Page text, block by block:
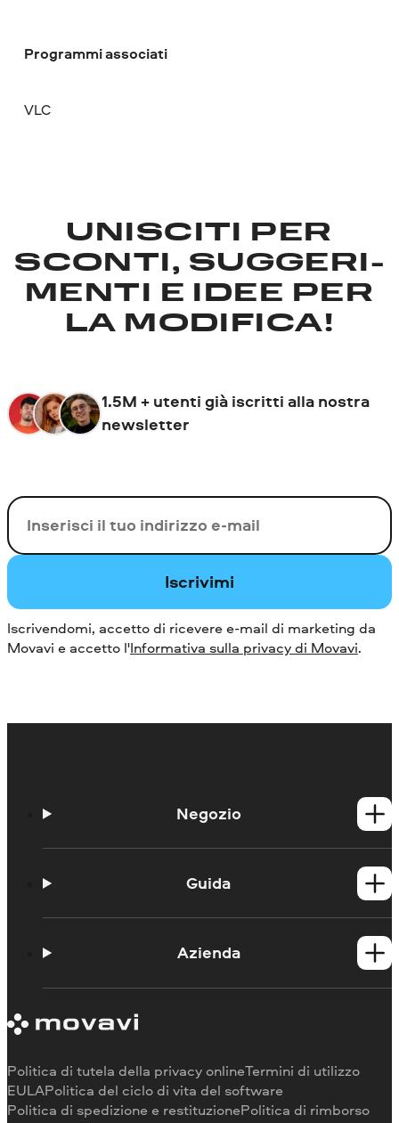
Programmi associati
VLC
UNISCITI PER
SCONTI, SUGGERI­
MENTI E IDEE PER
LA MODIFICA!
1.5M + utenti già iscritti alla nostra
newsletter
La tua e-mail
Iscrivimi
Iscrivendomi, accetto di ricevere e-mail di marketing da
Movavi e accetto l'Informativa sulla privacy di Movavi.
Negozio
Prodotti per Mac
Guida
Portale didattico
Limitazioni della versione di prova
Rimborso
Azienda
Testimonianze
Perché scegliere noi
Per il lavoro
Politica di tutela della privacy onlineTermini di utilizzo
EULAPolitica del ciclo di vita del software
Politica di spedizione e restituzionePolitica di rimborso